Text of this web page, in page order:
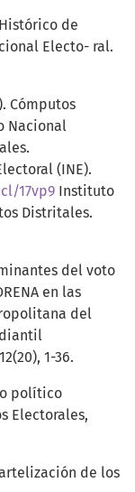
de
Electo- ral.
Cómputos
Nacional
(INE).
17vp9 Instituto
Distritales.
del voto
en las
del
1-36.
político
Electorales,
de los